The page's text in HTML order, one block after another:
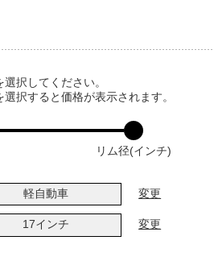
択してください。
択すると価格が表示されます。
リム径(インチ)
軽自動車 変更
17インチ 変更